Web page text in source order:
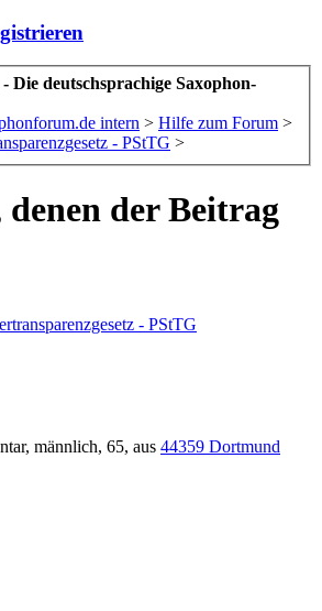
Die deutschsprachige Saxophon-
intern > Hilfe zum Forum >
- PStTG >
der Beitrag
- PStTG
, männlich, 65, aus 44359 Dortmund